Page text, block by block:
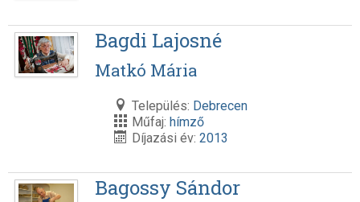
Bagdi Lajosné
Matkó Mária
Település: Debrecen
Műfaj: hímző
Díjazási év: 2013
Bagossy Sándor